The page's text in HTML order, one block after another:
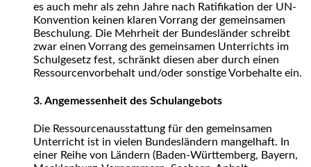
es auch mehr als zehn Jahre nach Ratifikation der UN-
Konvention keinen klaren Vorrang der gemeinsamen
Beschulung. Die Mehrheit der Bundesländer schreibt
zwar einen Vorrang des gemeinsamen Unterrichts im
Schulgesetz fest, schränkt diesen aber durch einen
Ressourcenvorbehalt und/oder sonstige Vorbehalte ein.
3. Angemessenheit des Schulangebots
Die Ressourcenausstattung für den gemeinsamen
Unterricht ist in vielen Bundesländern mangelhaft. In
einer Reihe von Ländern (Baden-Württemberg, Bayern,